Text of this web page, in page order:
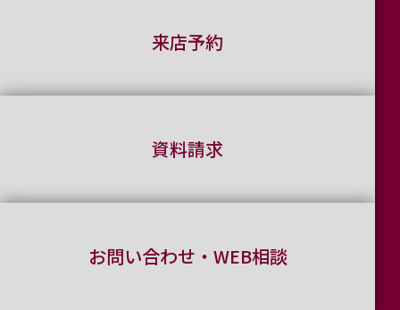
来店予約
資料請求
お問い合わせ・WEB相談